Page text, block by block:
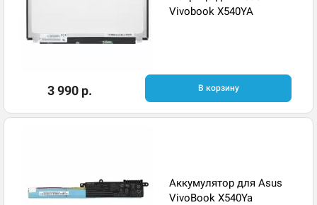
Vivobook X540YA
3 990 р. В корзину
Аккумулятор для Asus
VivoBook X540Ya